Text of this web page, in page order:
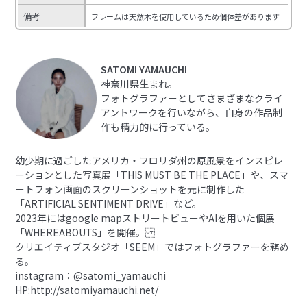
備考 フレームは天然木を使用しているため個体差があります
SATOMI YAMAUCHI
神奈川県生まれ。
フォトグラファーとしてさまざまなクライ
アントワークを行いながら、自身の作品制
作も精力的に行っている。
幼少期に過ごしたアメリカ・フロリダ州の原風景をインスピレ
ーションとした写真展「THIS MUST BE THE PLACE」や、スマ
ートフォン画面のスクリーンショットを元に制作した
「ARTIFICIAL SENTIMENT DRIVE」など。
2023年にはgoogle mapストリートビューやAIを用いた個展
「WHEREABOUTS」を開催。
クリエイティブスタジオ「SEEM」ではフォトグラファーを務め
る。
instagram：@satomi_yamauchi
HP:http://satomiyamauchi.net/